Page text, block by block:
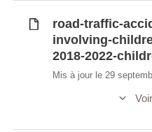
road-traffic-
involving-
2018-2022-
Mis à jour le 29